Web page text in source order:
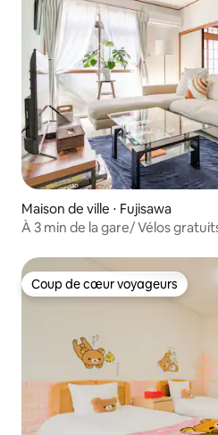
Maison de ville ⋅ Fujisawa
À 3 min de la gare/ Vélos
Coup de cœur voyageurs
Coup de cœur voyageurs